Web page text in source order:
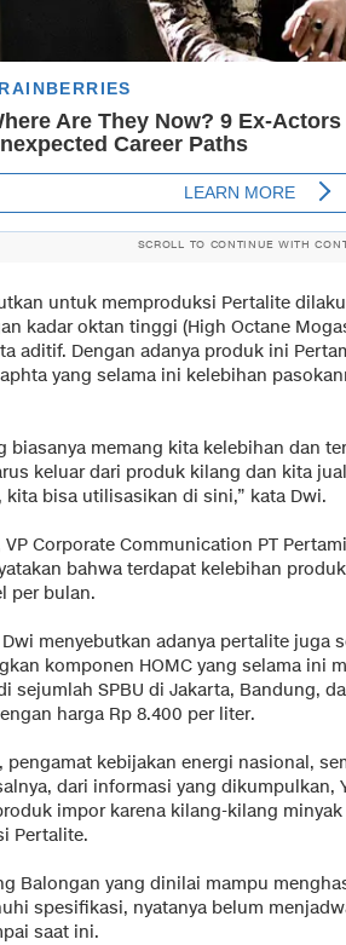
SCROLL TO CONTINUE WITH
untuk memproduksi Pertalite
kadar oktan tinggi (High Octane
aditif. Dengan adanya produk ini
yang selama ini kelebihan
biasanya memang kita kelebihan dan
keluar dari produk kilang dan kita
kita bisa utilisasikan di sini,” kata Dwi.
VP Corporate Communication PT
bahwa terdapat kelebihan
per bulan.
menyebutkan adanya pertalite juga
komponen HOMC yang selama ini
sejumlah SPBU di Jakarta, Bandung,
harga Rp 8.400 per liter.
pengamat kebijakan energi nasional,
dari informasi yang dikumpulkan,
impor karena kilang-kilang
Pertalite.
Balongan yang dinilai mampu
spesifikasi, nyatanya belum
saat ini.